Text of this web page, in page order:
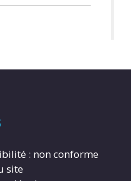
: non conforme
site